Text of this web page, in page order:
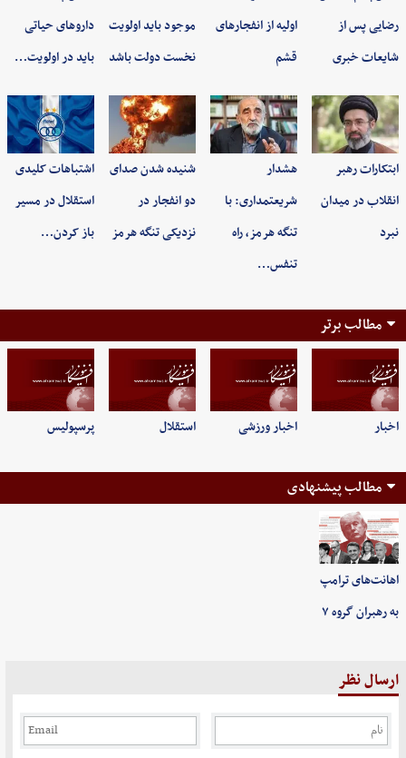
رضایی پس از
شایعات خبری
اولیه از انفجارهای
قشم
موجود باید اولویت
نخست دولت باشد
داروهای حیاتی
باید در اولویت…
ابتکارات رهبر
انقلاب در میدان
نبرد
هشدار
شریعتمداری: با
تنگه هرمز، راه
تنفس…
شنیده شدن صدای
دو انفجار در
نزدیکی تنگه هرمز
اشتباهات کلیدی
استقلال در مسیر
باز کردن…
مطالب برتر
اخبار اخبار ورزشی استقلال پرسپولیس
مطالب پیشنهادی
اهانت‌های ترامپ
به رهبران گروه ۷
ارسال نظر